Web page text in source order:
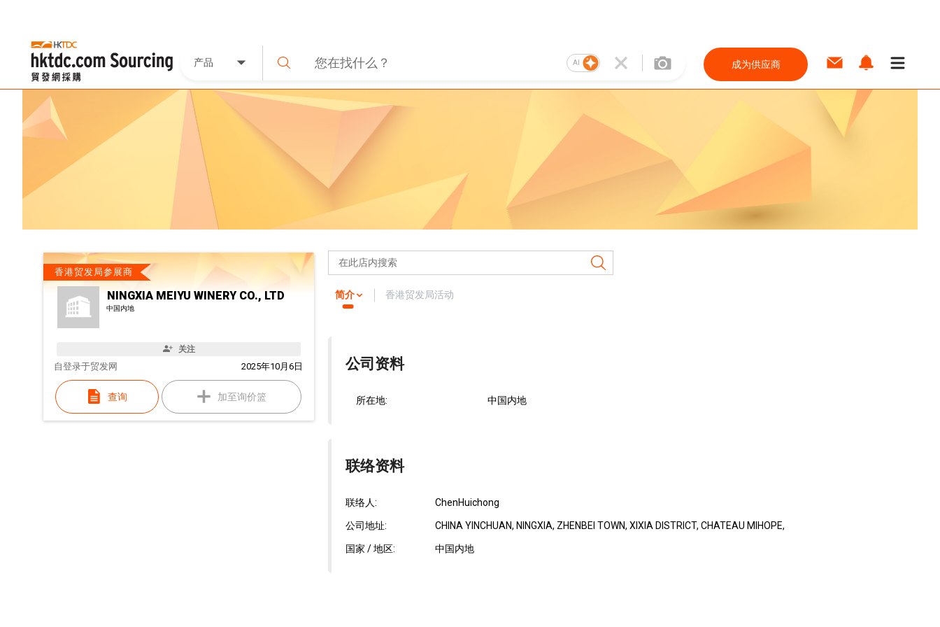
产品 AI 成为供应商
香港贸发局参展商
NINGXIA MEIYU WINERY CO., LTD
中国内地
关注
自 2025年10月6日
登录于贸发网
查询 加至询价篮
简介 香港贸发局活动
公司资料
所在地: 中国内地
联络资料
联络人: ChenHuichong
公司地址: CHINA YINCHUAN, NINGXIA, ZHENBEI TOWN, XIXIA DISTRICT, CHATEAU MIHOPE,
国家 / 地区: 中国内地